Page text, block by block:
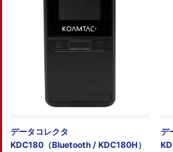
データコレクタ
KDC180（Bluetooth / KDC180H）
デ